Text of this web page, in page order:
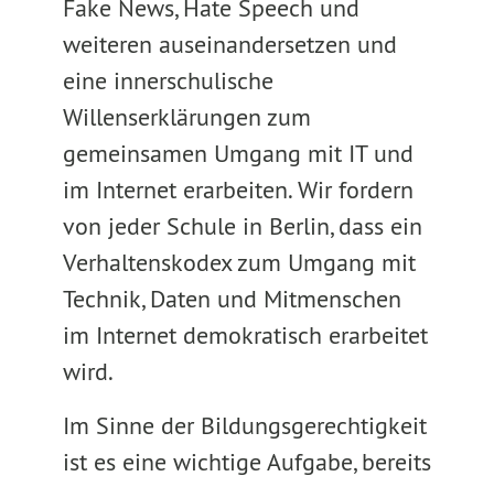
Fake News, Hate Speech und
weiteren auseinandersetzen und
eine innerschulische
Willenserklärungen zum
gemeinsamen Umgang mit IT und
im Internet erarbeiten. Wir fordern
von jeder Schule in Berlin, dass ein
Verhaltenskodex zum Umgang mit
Technik, Daten und Mitmenschen
im Internet demokratisch erarbeitet
wird.
Im Sinne der Bildungsgerechtigkeit
ist es eine wichtige Aufgabe, bereits